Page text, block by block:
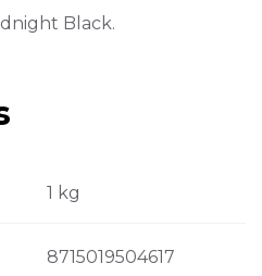
Black.
1 kg
8715019504617